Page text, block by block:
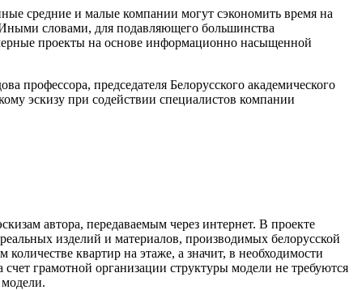
средние и малые компании могут сэкономить время на
словами, для подавляющего большинства
проекты на основе информационно насыщенной
профессора, председателя Белорусского академического
эскизу при содействии специалистов компании
автора, передаваемым через интернет. В проекте
изделий и материалов, производимых белорусской
квартир на этаже, а значит, в необходимости
грамотной организации структуры модели не требуются